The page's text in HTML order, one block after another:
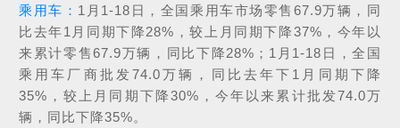
乘用车： 1月1-18日，全国乘用车市场零售67.9万辆，同
比去年1月同期下降28%，较上月同期下降37%，今年以
来累计零售67.9万辆，同比下降28%；1月1-18日，全国
乘用车厂商批发74.0万辆，同比去年下1月同期下降
35%，较上月同期下降30%，今年以来累计批发74.0万
辆，同比下降35%。